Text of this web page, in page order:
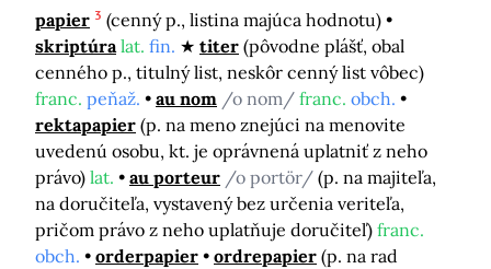
papier 3 (cenný p., listina majúca hodnotu)
skriptúra lat. fin. titer (pôvodne plášť, obal
cenného p., titulný list, neskôr cenný list vôbec)
franc. peňaž. au nom /o nom/ franc. obch.
rektapapier (p. na meno znejúci na menovite
uvedenú osobu, kt. je oprávnená uplatniť z neho
právo) lat. au porteur /o portör/ (p. na majiteľa,
na doručiteľa, vystavený bez určenia veriteľa,
pričom právo z neho uplatňuje doručiteľ) franc.
obch.
orderpapier ordrepapier (p. na rad